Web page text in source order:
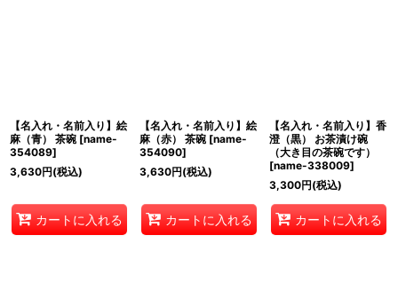
【名入れ・名前入り】絵
麻（青） 茶碗 [name-
354089]
3,630円(税込)
カートに入れる
【名入れ・名前入り】絵
麻（赤） 茶碗 [name-
354090]
3,630円(税込)
カートに入れる
【名入れ・名前入り】香
澄（黒） お茶漬け碗
（大き目の茶碗です）
[name-338009]
3,300円(税込)
カートに入れる